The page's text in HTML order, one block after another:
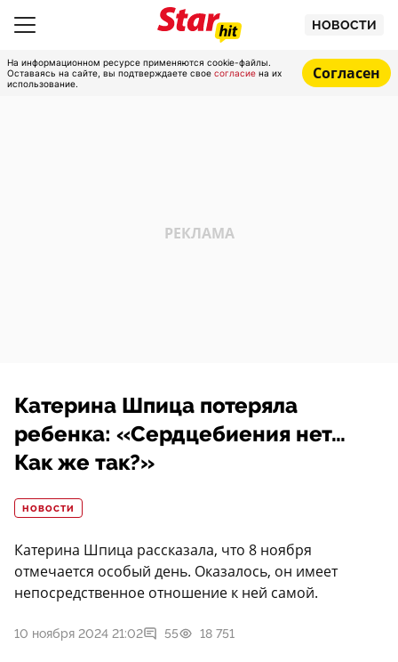
НОВОСТИ
На информационном ресурсе применяются cookie-файлы.
Оставаясь на сайте, вы подтверждаете свое согласие на их
использование.
Согласен
Катерина Шпица потеряла
ребенка: «Сердцебиения нет…
Как же так?»
НОВОСТИ
Катерина Шпица рассказала, что 8 ноября
отмечается особый день. Оказалось, он имеет
непосредственное отношение к ней самой.
10 ноября 2024 21:02 55 18 751